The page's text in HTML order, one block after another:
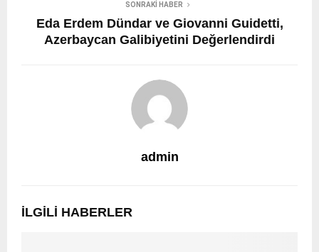
SONRAKI HABER
Eda Erdem Dündar ve Giovanni Guidetti,
Azerbaycan Galibiyetini Değerlendirdi
admin
İLGILI HABERLER